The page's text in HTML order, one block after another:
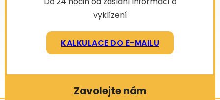
vyklízení
KALKULACE DO E-MAILU
Zavolejte nám